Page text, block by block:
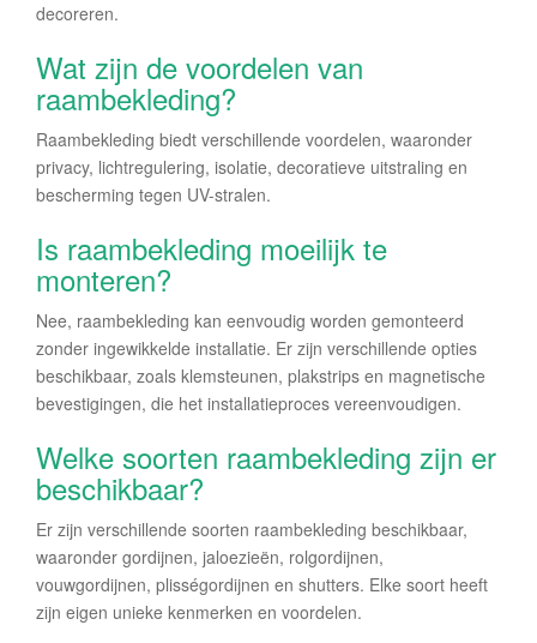
decoreren.
Wat zijn de voordelen van
raambekleding?
Raambekleding biedt verschillende voordelen, waaronder
privacy, lichtregulering, isolatie, decoratieve uitstraling en
bescherming tegen UV-stralen.
Is raambekleding moeilijk te
monteren?
Nee, raambekleding kan eenvoudig worden gemonteerd
zonder ingewikkelde installatie. Er zijn verschillende opties
beschikbaar, zoals klemsteunen, plakstrips en magnetische
bevestigingen, die het installatieproces vereenvoudigen.
Welke soorten raambekleding zijn er
beschikbaar?
Er zijn verschillende soorten raambekleding beschikbaar,
waaronder gordijnen, jaloezieën, rolgordijnen,
vouwgordijnen, plisségordijnen en shutters. Elke soort heeft
zijn eigen unieke kenmerken en voordelen.